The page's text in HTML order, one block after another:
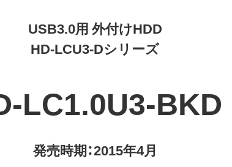
USB3.0用 外付けHDD
HD-LCU3-Dシリーズ
LC1.0U3-BKD
発売時期：2015年4月